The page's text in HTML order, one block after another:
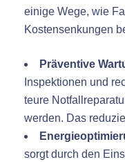
einige Wege, wie
Kostensenkungen
Präventive
Inspektionen und
teure
werden. Das
sorgt durch den